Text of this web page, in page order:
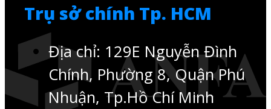
Trụ sở chính Tp. HCM
Địa chỉ: 129E Nguyễn Đình
Chính, Phường 8, Quận Phú
Nhuận, Tp.Hồ Chí Minh